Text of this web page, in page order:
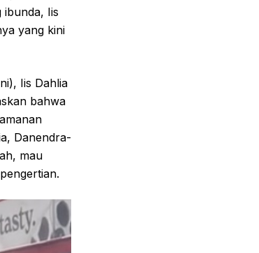
ibunda, Iis
yang kini
Iis Dahlia
bahwa
Danendra-
mau